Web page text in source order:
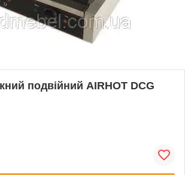
подвійний AIRHOT DCG